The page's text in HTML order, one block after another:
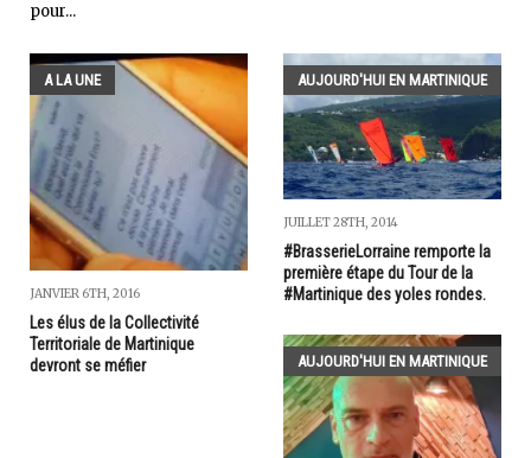
pour...
A LA UNE
JANVIER 6TH, 2016
Les élus de la Collectivité
Territoriale de Martinique
devront se méfier
AUJOURD'HUI EN MARTINIQUE
JUILLET 28TH, 2014
#BrasserieLorraine remporte la
première étape du Tour de la
#Martinique des yoles rondes.
AUJOURD'HUI EN MARTINIQUE